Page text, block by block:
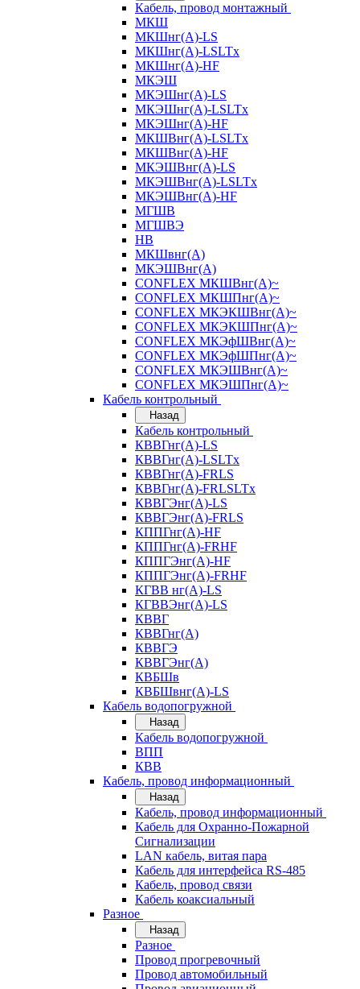
Кабель, провод монтажный
МКШ
МКШнг(А)-LS
МКШнг(А)-LSLTx
МКШнг(А)-HF
МКЭШ
МКЭШнг(А)-LS
МКЭШнг(А)-LSLTx
МКЭШнг(А)-HF
МКШВнг(A)-LSLTx
МКШВнг(А)-HF
МКЭШВнг(А)-LS
МКЭШВнг(A)-LSLTx
МКЭШВнг(А)-HF
МГШВ
МГШВЭ
НВ
МКШвнг(А)
МКЭШВнг(А)
CONFLEX МКШВнг(А)~
CONFLEX МКШПнг(А)~
CONFLEX МКЭКШВнг(А)~
CONFLEX МКЭКШПнг(А)~
CONFLEX МКЭфШВнг(А)~
CONFLEX МКЭфШПнг(А)~
CONFLEX МКЭШВнг(А)~
CONFLEX МКЭШПнг(А)~
Кабель контрольный
Назад
Кабель контрольный
КВВГнг(А)-LS
КВВГнг(А)-LSLTx
КВВГнг(А)-FRLS
КВВГнг(А)-FRLSLTx
КВВГЭнг(А)-LS
КВВГЭнг(А)-FRLS
КППГнг(А)-HF
КППГнг(А)-FRHF
КППГЭнг(А)-HF
КППГЭнг(А)-FRHF
КГВВ нг(А)-LS
КГВВЭнг(А)-LS
КВВГ
КВВГнг(А)
КВВГЭ
КВВГЭнг(А)
КВБШв
КВБШвнг(А)-LS
Кабель водопогружной
Назад
Кабель водопогружной
ВПП
КВВ
Кабель, провод информационный
Назад
Кабель, провод информационный
Кабель для Охранно-Пожарной
Сигнализации
LAN кабель, витая пара
Кабель для интерфейса RS-485
Кабель, провод связи
Кабель коаксиальный
Разное
Назад
Разное
Провод прогревочный
Провод автомобильный